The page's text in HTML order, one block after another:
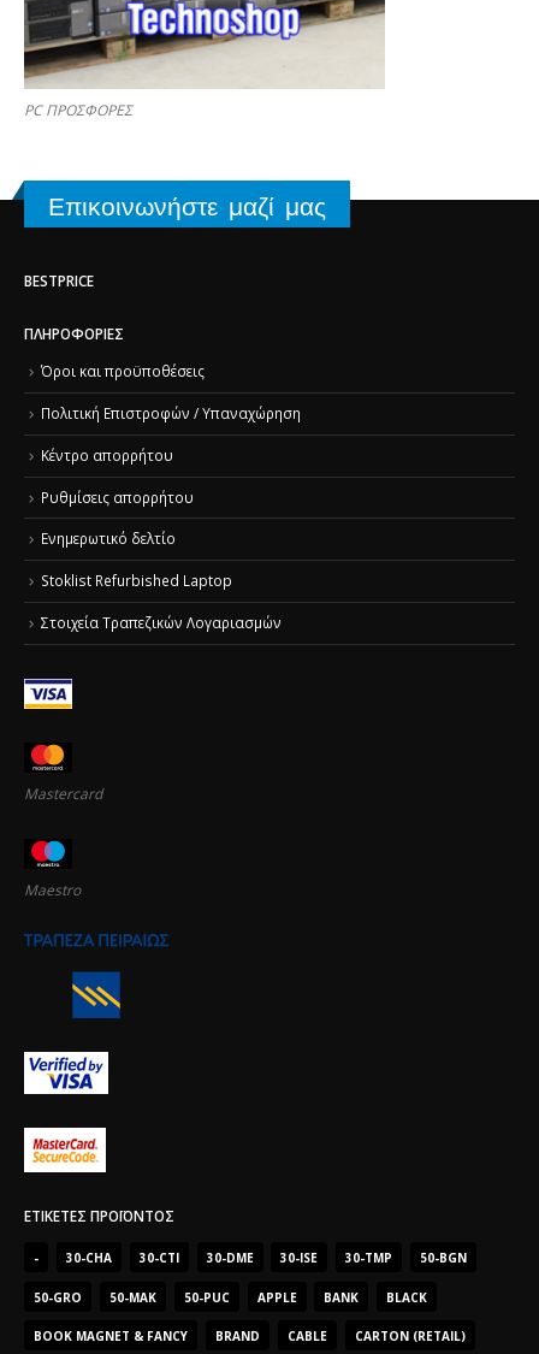
PC ΠΡΟΣΦΟΡΕΣ
Επικοινωνήστε μαζί μας
BESTPRICE
ΠΛΗΡΟΦΟΡΊΕΣ
Όροι και προϋποθέσεις
Πολιτική Επιστροφών / Υπαναχώρηση
Κέντρο απορρήτου
Ρυθμίσεις απορρήτου
Ενημερωτικό δελτίο
Stoklist Refurbished Laptop
Στοιχεία Τραπεζικών Λογαριασμών
Mastercard
Maestro
ΕΤΙΚΈΤΕΣ ΠΡΟΪΌΝΤΟΣ
- 30-CHA 30-CTI 30-DME 30-ISE 30-TMP 50-BGN
50-GRO 50-MAK 50-PUC APPLE BANK BLACK
BOOK MAGNET & FANCY BRAND CABLE CARTON (RETAIL)